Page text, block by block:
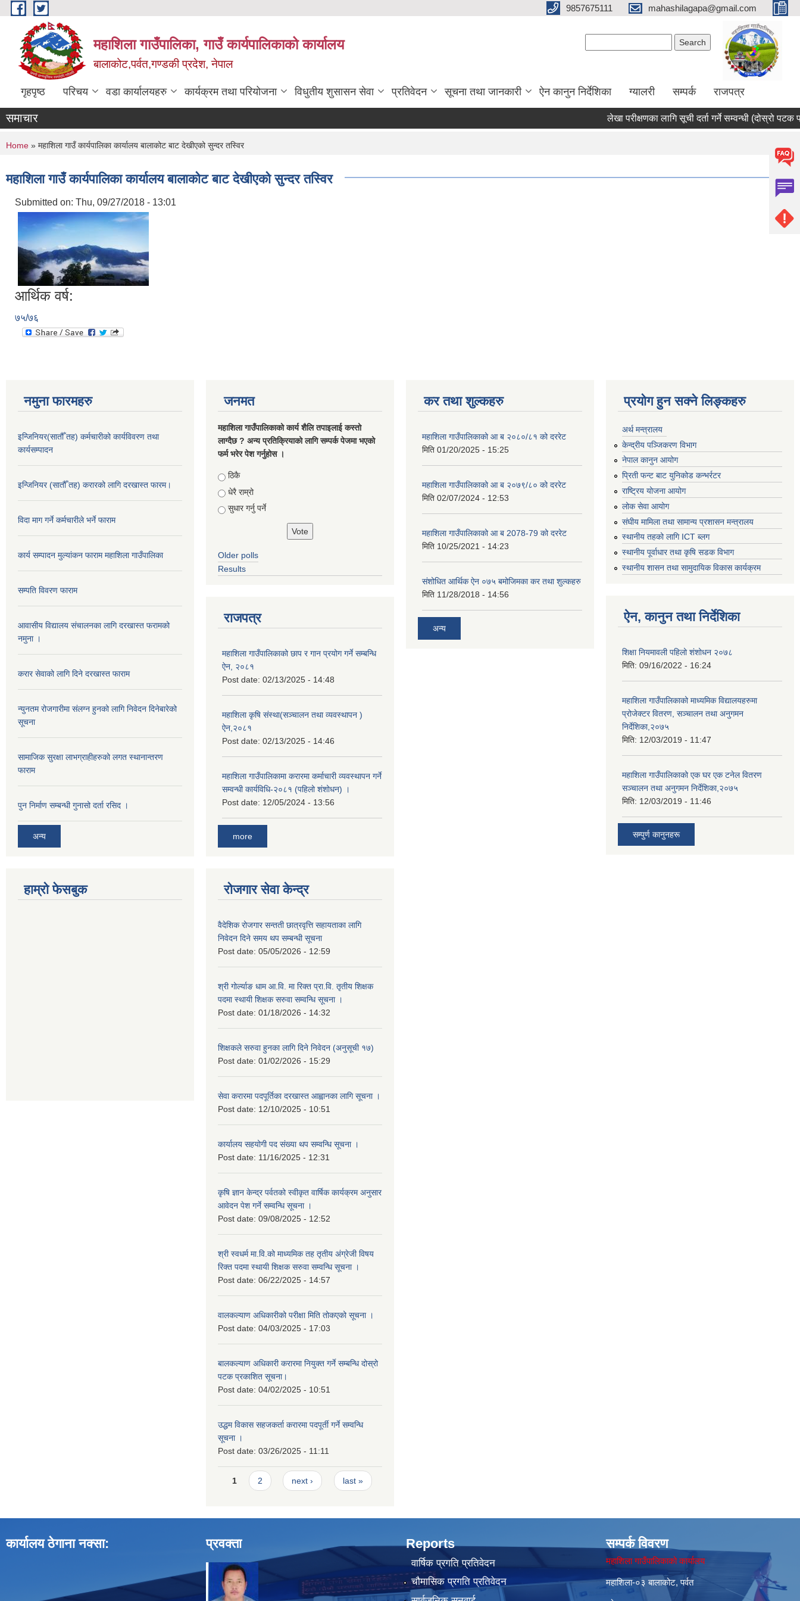
Skip to main content 9857675111 mahashilagapa@gmail.com
महाशिला गाउँपालिका, गाउँ कार्यपालिकाको कार्यालय
बालाकोट,पर्वत,गण्डकी प्रदेश, नेपाल
गृहपृष्ठ परिचय वडा कार्यालयहरु कार्यक्रम तथा परियोजना विधुतीय शुसासन सेवा प्रतिवेदन सूचना तथा जानकारी ऐन कानुन निर्देशिका ग्यालरी सम्पर्क राजपत्र
समाचार लेखा परीक्षणका लागि सूची दर्ता गर्ने सम्वन्धी (दोस्रो पटक
You are here
Home » महाशिला गाउँ कार्यपालिका कार्यालय बालाकोट बाट देखीएको सुन्दर तस्विर
महाशिला गाउँ कार्यपालिका कार्यालय बालाकोट बाट देखीएको सुन्दर तस्विर
Submitted on: Thu, 09/27/2018 - 13:01
आर्थिक वर्ष:
७५/७६
नमुना फारमहरु
इन्जिनियर(सातौँ तह) कर्मचारीको कार्यविवरण तथा
कार्यसम्पादन
इन्जिनियर (सातौँ तह) करारको लागि दरखास्त फारम।
विदा माग गर्ने कर्मचारीले भर्ने फाराम
कार्य सम्पादन मुल्यांकन फाराम महाशिला गाउँपालिका
सम्पति विवरण फाराम
आवासीय विद्यालय संचालनका लागि दरखास्त फरामको
नमुना ।
करार सेवाको लागि दिने दरखास्त फाराम
न्युनतम रोजगारीमा संलग्न हुनको लागि निवेदन दिनेबारेको
सूचना
सामाजिक सुरक्षा लाभग्राहीहरुको लगत स्थानान्तरण
फाराम
पुन निर्माण सम्बन्धी गुनासो दर्ता रसिद ।
अन्य
जनमत
महाशिला गाउँपालिकाको कार्य शैलि तपाइलाई कस्तो
लाग्दैछ ? अन्य प्रतिक्रियाको लागि सम्पर्क पेजमा भएको
फर्म भरेर पेश गर्नुहोस ।
Choices
ठिकै
धेरै राम्रो
सुधार गर्नु पर्ने
Older polls
Results
राजपत्र
महाशिला गाउँपालिकाको छाप र गान प्रयोग गर्ने सम्बन्धि
ऐन, २०८१
Post date: 02/13/2025 - 14:48
महाशिला कृषि संस्था(सञ्चालन तथा व्यवस्थापन )
ऐन,२०८१
Post date: 02/13/2025 - 14:46
महाशिला गाउँपालिकामा करारमा कर्माचारी व्यवस्थापन गर्ने
सम्वन्धी कार्यविधि-२०८१ (पहिलो शंशोधन) ।
Post date: 12/05/2024 - 13:56
more
कर तथा शुल्कहरु
महाशिला गाउँपालिकाको आ ब २०८०/८१ को दररेट
मिति 01/20/2025 - 15:25
महाशिला गाउँपालिकाको आ ब २०७९/८० को दररेट
मिति 02/07/2024 - 12:53
महाशिला गाउँपालिकाको आ ब 2078-79 को दररेट
मिति 10/25/2021 - 14:23
संशोधित आर्थिक ऐन ०७५ बमोजिमका कर तथा शुल्कहरु
मिति 11/28/2018 - 14:56
अन्य
प्रयोग हुन सक्ने लिङ्कहरु
अर्थ मन्त्रालय
केन्द्रीय पञ्जिकरण विभाग
नेपाल कानुन आयोग
प्रिती फन्ट बाट युनिकोड कन्भर्रटर
राष्ट्रिय योजना आयोग
लोक सेवा आयोग
संघीय मामिला तथा सामान्य प्रशासन मन्त्रालय
स्थानीय तहको लागि ICT ब्लग
स्थानीय पूर्वाधार तथा कृषि सडक विभाग
स्थानीय शासन तथा सामुदायिक विकास कार्यक्रम
ऐन, कानुन तथा निर्देशिका
शिक्षा नियमावली पहिलो शंशोधन २०७८
मिति: 09/16/2022 - 16:24
महाशिला गाउँपालिकाको माध्यमिक विद्यालयहरुमा
प्रोजेक्टर वितरण, सञ्चालन तथा अनुगमन
निर्देशिका,२०७५
मिति: 12/03/2019 - 11:47
महाशिला गाउँपालिकाको एक घर एक टनेल वितरण
सञ्चालन तथा अनुगमन निर्देशिका,२०७५
मिति: 12/03/2019 - 11:46
सम्पुर्ण कानुनहरू
हाम्रो फेसबुक रोजगार सेवा केन्द्र
वैदेशिक रोजगार सन्तती छात्रवृत्ति सहायताका लागि
निवेदन दिने समय थप सम्बन्धी सूचना
Post date: 05/05/2026 - 12:59
श्री गोर्ल्याङ धाम आ.वि. मा रिक्त प्रा.वि. तृतीय शिक्षक
पदमा स्थायी शिक्षक सरुवा सम्वन्धि सूचना ।
Post date: 01/18/2026 - 14:32
शिक्षकले सरुवा हुनका लागि दिने निवेदन (अनुसूची १७)
Post date: 01/02/2026 - 15:29
सेवा करारमा पदपूर्तिका दरखास्त आह्वानका लागि सूचना ।
Post date: 12/10/2025 - 10:51
कार्यालय सहयोगी पद संख्या थप सम्वन्धि सूचना ।
Post date: 11/16/2025 - 12:31
कृषि ज्ञान केन्द्र पर्वतको स्वीकृत वार्षिक कार्यक्रम अनुसार
आवेदन पेश गर्ने सम्वन्धि सूचना ।
Post date: 09/08/2025 - 12:52
श्री स्वधर्म मा.वि.को माध्यमिक तह तृतीय अंग्रेजी विषय
रिक्त पदमा स्थायी शिक्षक सरुवा सम्वन्धि सूचना ।
Post date: 06/22/2025 - 14:57
वालकल्याण अधिकारीको परीक्षा मिति तोकएको सूचना ।
Post date: 04/03/2025 - 17:03
बालकल्याण अधिकारी करारमा नियुक्त गर्ने सम्बन्धि दोस्रो
पटक प्रकाशित सूचना।
Post date: 04/02/2025 - 10:51
उद्धम विकास सहजकर्ता करारमा पदपूर्ती गर्ने सम्वन्धि
सूचना ।
Post date: 03/26/2025 - 11:11
Pages
1 2 next › last »
कार्यालय ठेगाना नक्सा: प्रवक्ता Reports
वार्षिक प्रगति प्रतिवेदन
चौमासिक प्रगति प्रतिवेदन
सम्पर्क विवरण
महाशिला गाउँपालिकाको कार्यालय
महाशिला-०३ बालाकोट, पर्वत